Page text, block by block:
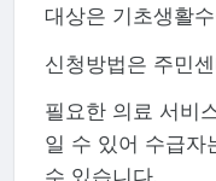
대상은 기초생활
신청방법은 주민
필요한 의료 서비
일 수 있어 수급자
수 있습니다.